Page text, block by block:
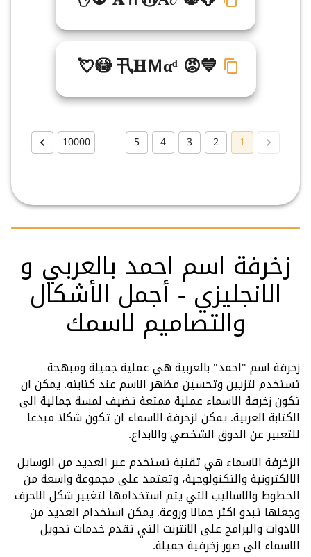
💘😳 卂𝐇Ｍαᵈ 😡💙
1
2
3
4
5
…
10000
زخرفة اسم احمد بالعربي و
الانجليزي - أجمل الأشكال
والتصاميم لاسمك
زخرفة اسم "احمد" بالعربية هي عملية جميلة ومبهجة
تستخدم لتزيين وتحسين مظهر الاسم عند كتابته. يمكن ان
تكون زخرفة الاسماء عملية ممتعة تضيف لمسة جمالية الى
الكتابة العربية. يمكن لزخرفة الاسماء ان تكون شكلا مبدعا
للتعبير عن الذوق الشخصي والابداع.
الزخرفة الاسماء هي تقنية تستخدم عبر العديد من الوسايل
الالكترونية والتكنولوجية، وتعتمد على مجموعة واسعة من
الخطوط والاساليب التي يتم استخدامها لتغيير شكل الاحرف
وجعلها تبدو اكثر جمالا وروعة. يمكن استخدام العديد من
الادوات والبرامج على الانترنت التي تقدم خدمات تحويل
الاسماء الى صور زخرفية جميلة.